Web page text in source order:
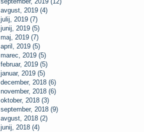
avgust, 2019 (4)
julij, 2019 (7)
junij, 2019 (5)
maj, 2019 (7)
april, 2019 (5)
marec, 2019 (5)
februar, 2019 (5)
januar, 2019 (5)
december, 2018 (6)
november, 2018 (6)
oktober, 2018 (3)
september, 2018 (9)
avgust, 2018 (2)
junij, 2018 (4)